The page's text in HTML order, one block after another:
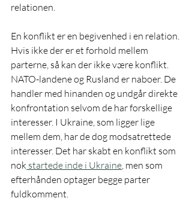
relationen.
En konflikt er en begivenhed i en relation.
Hvis ikke der er et forhold mellem
parterne, så kan der ikke være konflikt.
NATO-landene og Rusland er naboer. De
handler med hinanden og undgår direkte
konfrontation selvom de har forskellige
interesser. I Ukraine, som ligger lige
mellem dem, har de dog modsatrettede
interesser. Det har skabt en konflikt som
nok startede inde i Ukraine , men som
efterhånden optager begge parter
fuldkomment.